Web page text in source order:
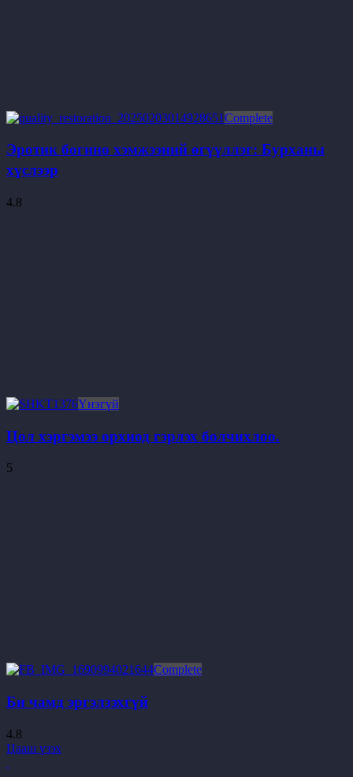
Complete
Эротик богино хэмжээний өгүүллэг: Бурханы
хүслээр
4.8
Үнэгүй
Цол хэргэмээ орхиод гэрлэх болчихлоо.
5
Complete
Би чамд эргэлзэхгүй
4.8
Цааш үзэх